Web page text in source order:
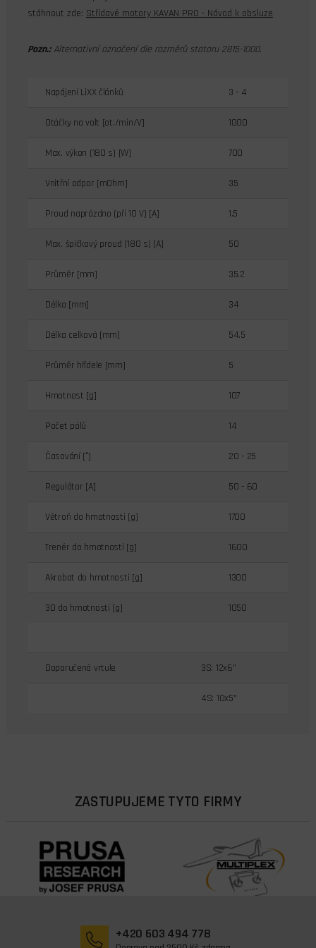
stáhnout zde: Střídavé motory KAVAN PRO - Návod k obsluze
Pozn.:Alternativní označení dle rozměrů statoru 2815-1000.
Napájení LiXX článků 3 - 4
Otáčky na volt [ot./min/V] 1000
Max. výkon (180 s) [W] 700
Vnitřní odpor [mOhm] 35
Proud naprázdno (při 10 V) [A] 1.5
Max. špičkový proud (180 s) [A] 50
Průměr [mm] 35.2
Délka [mm] 34
Délka celková [mm] 54.5
Průměr hřídele [mm] 5
Hmotnost [g] 107
Počet pólů 14
Časování [°] 20 - 25
Regulátor [A] 50 - 60
Větroň do hmotnosti [g] 1700
Trenér do hmotnosti [g] 1600
Akrobat do hmotnosti [g] 1300
3D do hmotnosti [g] 1050
Doporučená vrtule 3S: 12x6"
4S: 10x5"
ZASTUPUJEME TYTO FIRMY
+420 603 494 778